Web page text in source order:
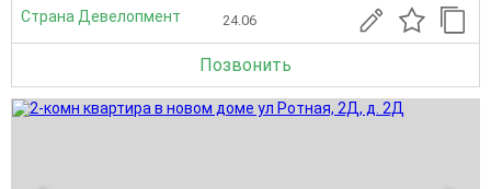
Страна Девелопмент 24.06
Позвонить